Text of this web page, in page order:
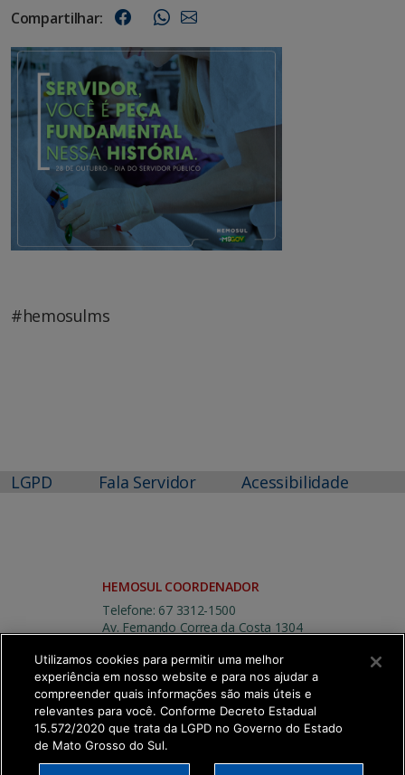
Compartilhar:
#hemosulms
LGPD Fala Servidor Acessibilidade
HEMOSUL COORDENADOR
Telefone: 67 3312-1500
Av. Fernando Correa da Costa 1304
Campo Grande | MS
CEP: 79004-310
SETDIG | Secretaria-Executiva de Transformação
Utilizamos cookies para permitir uma melhor
experiência em nosso website e para nos ajudar a
compreender quais informações são mais úteis e
relevantes para você. Conforme Decreto Estadual
15.572/2020 que trata da LGPD no Governo do Estado
de Mato Grosso do Sul.